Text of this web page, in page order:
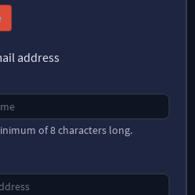
address
of 8 characters long.